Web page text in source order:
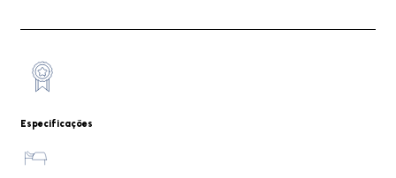
Especificações